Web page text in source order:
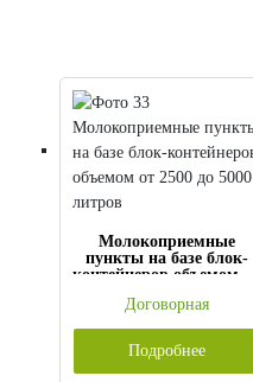
Молокоприемные
пункты на базе блок-
контейнеров объемом от
Договорная
Подробнее